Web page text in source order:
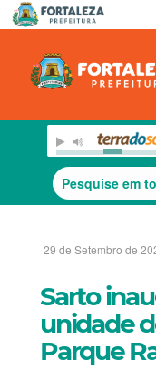
29 de Setembro de
Sarto
unidade
Parque